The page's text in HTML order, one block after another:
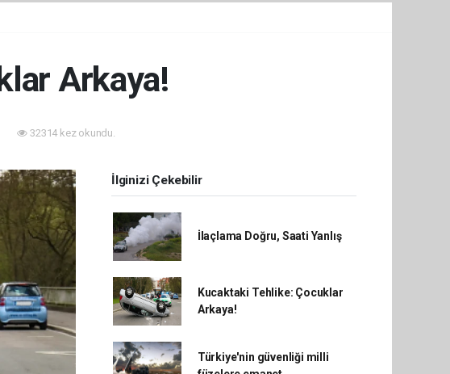
Arkaya!
32314 kez okundu.
İlginizi Çekebilir
İlaçlama Doğru, Saati Yanlış
Kucaktaki Tehlike: Çocuklar
Arkaya!
Türkiye'nin güvenliği milli